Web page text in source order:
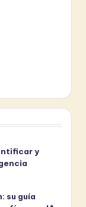
y
su guía